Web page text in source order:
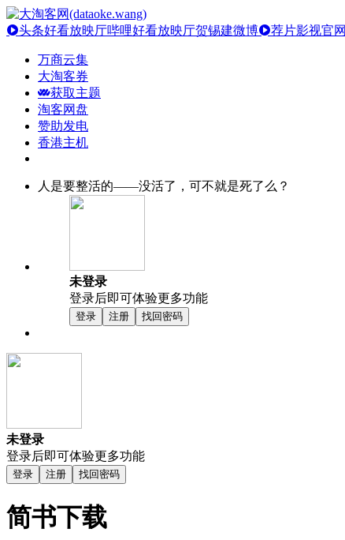
头条好看放映厅哔哩好看放映厅贺锡建微博 荐片影视官网
万商云集
大淘客券
获取主题
淘客网盘
赞助发电
香港主机
人是要整活的——没活了，可不就是死了么？
未登录
登录后即可体验更多功能
登录 注册 找回密码
未登录
登录后即可体验更多功能
登录 注册 找回密码
简书下载